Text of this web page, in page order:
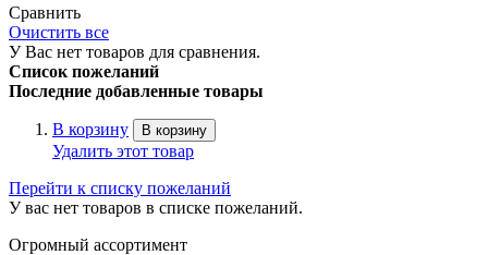
Сравнить
Очистить все
У Вас нет товаров для сравнения.
Список пожеланий
Последние добавленные товары
В корзину В корзину
Удалить этот товар
Перейти к списку пожеланий
У вас нет товаров в списке пожеланий.
Огромный ассортимент